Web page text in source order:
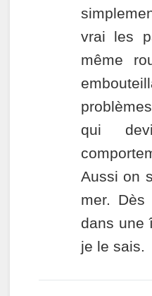
vrai les
même
qui
Aussi on
mer.
dans une
je le sais.